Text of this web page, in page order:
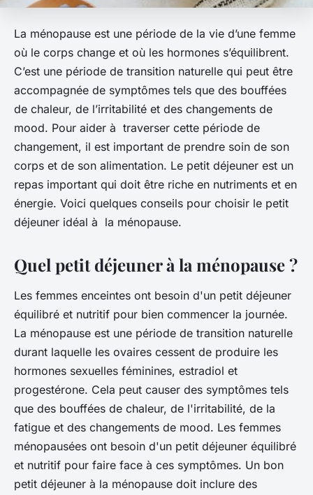
La ménopause est une période de la vie d’une femme
où le corps change et où les hormones s’équilibrent.
C’est une période de transition naturelle qui peut être
accompagnée de symptômes tels que des bouffées
de chaleur, de l’irritabilité et des changements de
mood. Pour aider à traverser cette période de
changement, il est important de prendre soin de son
corps et de son alimentation. Le petit déjeuner est un
repas important qui doit être riche en nutriments et en
énergie. Voici quelques conseils pour choisir le petit
déjeuner idéal à la ménopause.
Quel petit déjeuner à la ménopause ?
Les femmes enceintes ont besoin d'un petit déjeuner
équilibré et nutritif pour bien commencer la journée.
La ménopause est une période de transition naturelle
durant laquelle les ovaires cessent de produire les
hormones sexuelles féminines, estradiol et
progestérone. Cela peut causer des symptômes tels
que des bouffées de chaleur, de l'irritabilité, de la
fatigue et des changements de mood. Les femmes
ménopausées ont besoin d'un petit déjeuner équilibré
et nutritif pour faire face à ces symptômes. Un bon
petit déjeuner à la ménopause doit inclure des